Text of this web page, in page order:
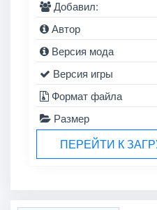
Добавил:
Автор
Версия мода
Версия игры
Формат файла
Размер
ПЕРЕЙТИ К